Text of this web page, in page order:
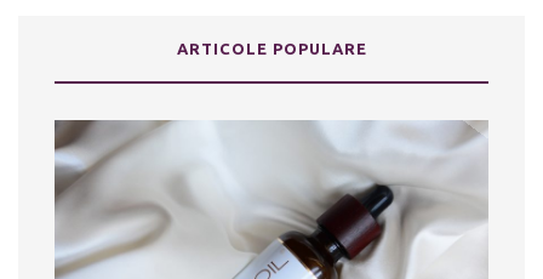
ARTICOLE POPULARE